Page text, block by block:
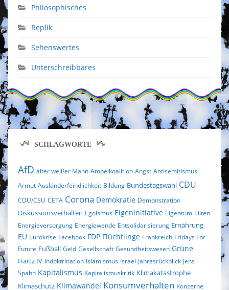
Philosophisches
Replik
Sehenswertes
Unterschreibbares
SCHLAGWORTE
AfD alter weißer Mann Ampelkoalition Angst Antisemitismus
Armut Ausländerfeindlichkeit Bildung Bundestagswahl CDU
CDU/CSU CETA Corona Demokratie Demonstration
Diskussionsverhalten Egoismus Eigeninitiative Eigentum Eliten
Energieversorgung Energiewende Entsolidarisierung Ernährung
EU Eurokrise Facebook FDP Flüchtlinge Frankreich Fridays For
Future Fußball Geld Gesellschaft Gesundheitswesen Grüne
Hartz IV Indoktrination Islamismus Israel Jahresrückblick Jens
Spahn Kapitalismus Kapitalismuskritik Klimakatastrophe
Klimaschutz Klimawandel Konsumverhalten Konzerne